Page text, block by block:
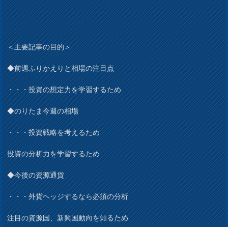
＜主要記事の目的＞
◆前週ふりかえりと相場の注目点
・・・投資の想定力を学習するため
◆のりたま今週の相場
・・・投資戦略を考えるため
投資の分析力を学習するため
◆今後の資源通貨
・・・外貨ヘッジするなら必須の分析
注目の資源国、新興国動向を知るため